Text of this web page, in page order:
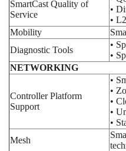
SmartCast Quality of
Service
•
•
Mobility
Diagnostic Tools
•
•
NETWORKING
Controller Platform
Support
•
•
•
•
•
Mesh